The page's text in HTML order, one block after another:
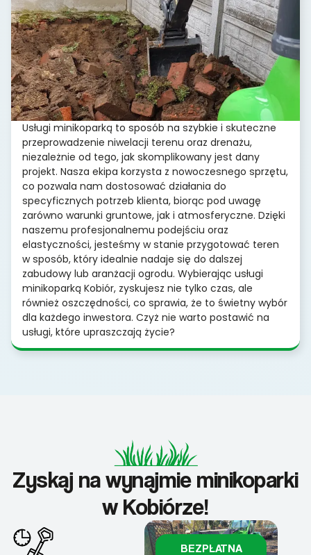
Usługi minikoparką to sposób na szybkie i skuteczne
przeprowadzenie niwelacji terenu oraz drenażu,
niezależnie od tego, jak skomplikowany jest dany
projekt. Nasza ekipa korzysta z nowoczesnego sprzętu,
co pozwala nam dostosować działania do
specyficznych potrzeb klienta, biorąc pod uwagę
zarówno warunki gruntowe, jak i atmosferyczne. Dzięki
naszemu profesjonalnemu podejściu oraz
elastyczności, jesteśmy w stanie przygotować teren
w sposób, który idealnie nadaje się do dalszej
zabudowy lub aranżacji ogrodu. Wybierając usługi
minikoparką Kobiór, zyskujesz nie tylko czas, ale
również oszczędności, co sprawia, że to świetny wybór
dla każdego inwestora. Czyż nie warto postawić na
usługi, które upraszczają życie?
Zyskaj na wynajmie minikoparki
w Kobiórze!
BEZPŁATNA